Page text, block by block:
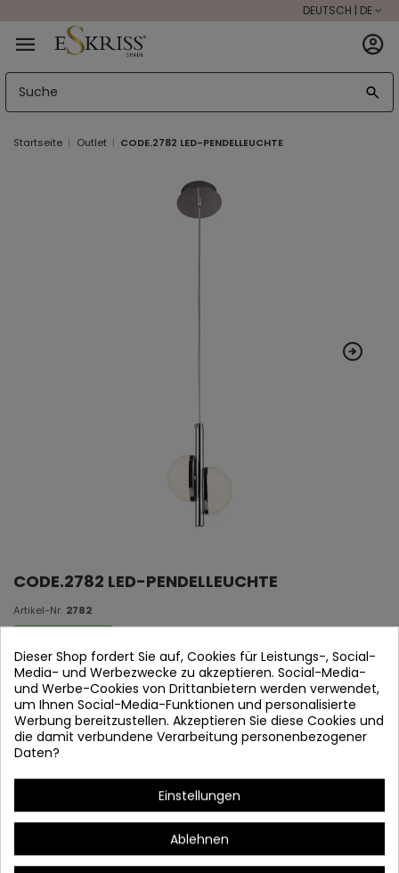
DEUTSCH | DE
Startseite Outlet CODE.2782 LED-PENDELLEUCHTE
CODE.2782 LED-PENDELLEUCHTE
Artikel-Nr. 2782
Verchromter Stahl, PC
und kristallkugeln.
2x5W 4000k
Band 860
Maßnahmen: 15 cm 日本語: 140 cm
Artikeldetails
Dieser Shop fordert Sie auf, Cookies für Leistungs-, Social-
Media- und Werbezwecke zu akzeptieren. Social-Media-
und Werbe-Cookies von Drittanbietern werden verwendet,
um Ihnen Social-Media-Funktionen und personalisierte
Werbung bereitzustellen. Akzeptieren Sie diese Cookies und
die damit verbundene Verarbeitung personenbezogener
Daten?
Einstellungen
Ablehnen